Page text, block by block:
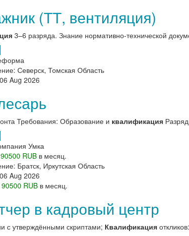
(ТТ, вентиляция)
3–6 разряда. Знание нормативно-технической
Северск, Томская Область
06 Aug 2026
Требования: Образование и квалификация
Умка
90500 RUB в месяц.
Братск, Иркутская Область
06 Aug 2026
90500 RUB в месяц.
в кадровый центр
с утверждёнными скриптами; Квалификация